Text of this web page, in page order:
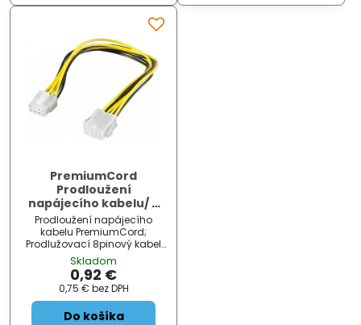
PremiumCord
Prodloužení
napájecího kabelu/ 8
pinů/ délka 28cm
Prodloužení napájecího
kabelu PremiumCord;
Prodlužovací 8pinový kabel
pro napájení grafických
karet, základních desek a
jiných komponent. ZÁKLADNÍ
SPECIFIKACE; Konektor 1: 8pin
ATX (M)...
Skladom
0,92 €
0,75 € bez DPH
Do košíka